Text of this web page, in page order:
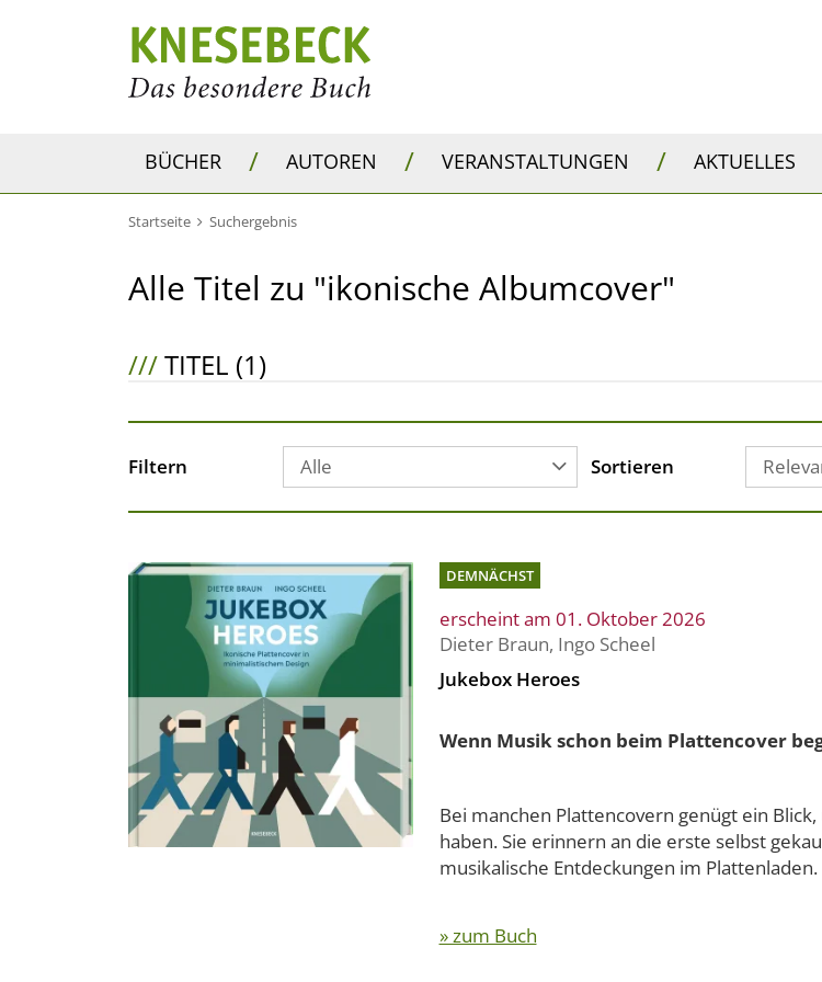
BÜCHER / AUTOREN / VERANSTALTUNGEN / AKTUELLES
Startseite Suchergebnis
Alle Titel zu "ikonische Albumcover"
///TITEL (1)
Filtern Alle Sortieren
DEMNÄCHST
erscheint am 01. Oktober 2026
Dieter Braun, Ingo Scheel
Jukebox Heroes
Wenn Musik schon beim Plattencover
Bei manchen Plattencovern genügt ein
haben. Sie erinnern an die erste selbst
musikalische Entdeckungen im
» zum Buch